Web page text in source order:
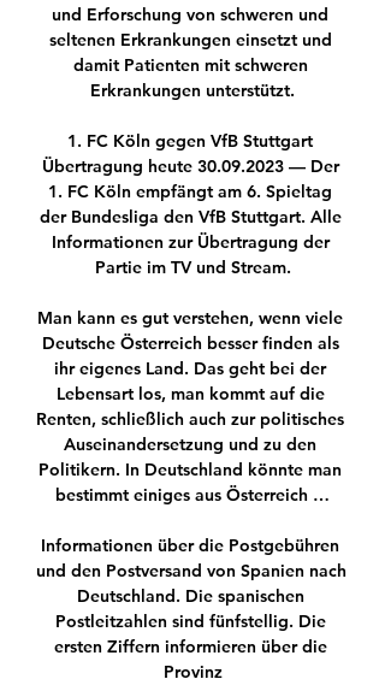
und Erforschung von schweren und
seltenen Erkrankungen einsetzt und
damit Patienten mit schweren
Erkrankungen unterstützt.
1. FC Köln gegen VfB Stuttgart
Übertragung heute 30.09.2023 — Der
1. FC Köln empfängt am 6. Spieltag
der Bundesliga den VfB Stuttgart. Alle
Informationen zur Übertragung der
Partie im TV und Stream.
Man kann es gut verstehen, wenn viele
Deutsche Österreich besser finden als
ihr eigenes Land. Das geht bei der
Lebensart los, man kommt auf die
Renten, schließlich auch zur politisches
Auseinandersetzung und zu den
Politikern. In Deutschland könnte man
bestimmt einiges aus Österreich …
Informationen über die Postgebühren
und den Postversand von Spanien nach
Deutschland. Die spanischen
Postleitzahlen sind fünfstellig. Die
ersten Ziffern informieren über die
Provinz